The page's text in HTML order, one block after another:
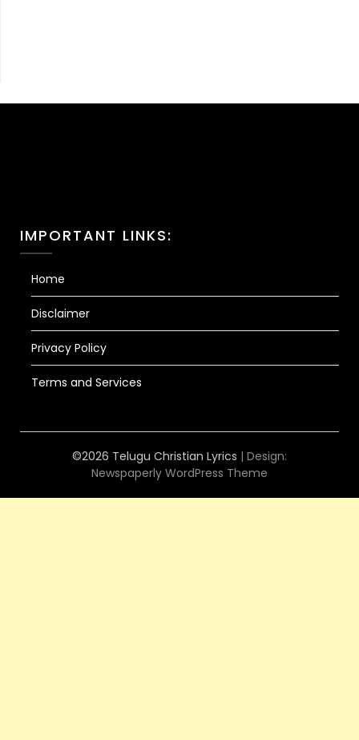
IMPORTANT LINKS:
Home
Disclaimer
Privacy Policy
Terms and Services
©2026 Telugu Christian Lyrics | Design:
Newspaperly WordPress Theme